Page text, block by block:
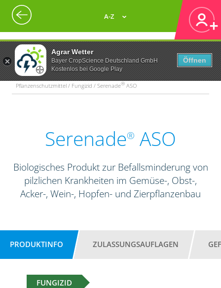
Agrar Wetter
Bayer CropScience Deutschland GmbH
Kostenlos bei Google Play
Öffnen
A-Z
Pflanzenschutzmittel / Fungizid / Serenade® ASO
Serenade® ASO
Biologisches Produkt zur Befallsminderung von
pilzlichen Krankheiten im Gemüse-, Obst-,
Acker-, Wein-, Hopfen- und Zierpflanzenbau
PRODUKTINFO ZULASSUNGSAUFLAGEN
FUNGIZID